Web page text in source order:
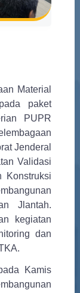
Material
paket
PUPR
Jenderal
Validasi
Konstruksi
Jlantah.
kegiatan
dan
Kamis